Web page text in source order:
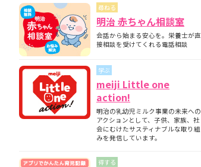
【助産師監修】離乳食の進め方とは？月齢
別・隔週のスケジュールやNG食材について
【助産師監修】離乳食はいつから始める？目
安時期と月齢別の離乳食の内容について
【医師監修】フォローアップミルクとは？母
乳やミルクとの違いについて
【看護師監修】フォローアップミルクはいつ
から始める？切り替えの目安と必要性を解説
【看護師監修】フォローアップミルクはいつ
まで飲ませる？タイミングの目安と注意点
尋ねる
明治 赤ちゃん相談室
会話から始まる安心を。栄養士が直
接相談を受けてくれる電話相談
学ぶ
meiji Little one
action!
明治の乳幼児ミルク事業の未来への
アクションとして、子供、家族、社
会にむけたサスティナブルな取り組
みを発信しています。
得する